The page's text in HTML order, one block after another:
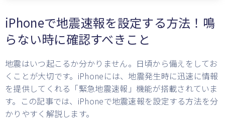
iPhoneで地震速報を設定する方法！鳴
らない時に確認すべきこと
地震はいつ起こるか分かりません。日頃から備えをしてお
くことが大切です。iPhoneには、地震発生時に迅速に情報
を提供してくれる「緊急地震速報」機能が搭載されていま
す。この記事では、iPhoneで地震速報を設定する方法を分
かりやすく解説します。